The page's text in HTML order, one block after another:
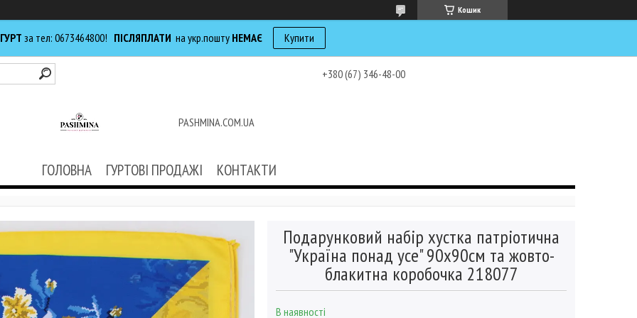
Кошик
за тел: 0673464800! ПІСЛЯПЛАТИ на укр.пошту НЕМАЄ Купити
+380 (67) 346-48-00
PASHMINA.COM.UA
ГОЛОВНА ГУРТОВІ ПРОДАЖІ КОНТАКТИ
Подарунковий набір хустка патріотична
"Україна понад усе" 90х90см та жовто-
блакитна коробочка 218077
В наявності